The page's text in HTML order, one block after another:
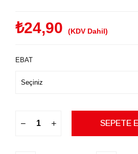
₺24,90 (KDV Dahil)
EBAT